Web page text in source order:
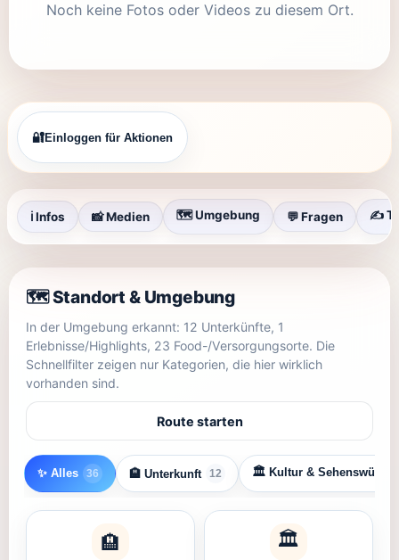
Noch keine Fotos oder Videos zu diesem Ort.
🔐Einloggen für Aktionen
ℹ️ Infos 📸 Medien 🗺️ Umgebung 💬 Fragen ✍️
🗺️ Standort & Umgebung
In der Umgebung erkannt: 12 Unterkünfte, 1
Erlebnisse/Highlights, 23 Food-/Versorgungsorte. Die
Schnellfilter zeigen nur Kategorien, die hier wirklich
vorhanden sind.
Route starten
✨ Alles 36 🏨 Unterkunft 12 🏛️ Kultur &
🏨 🏛️